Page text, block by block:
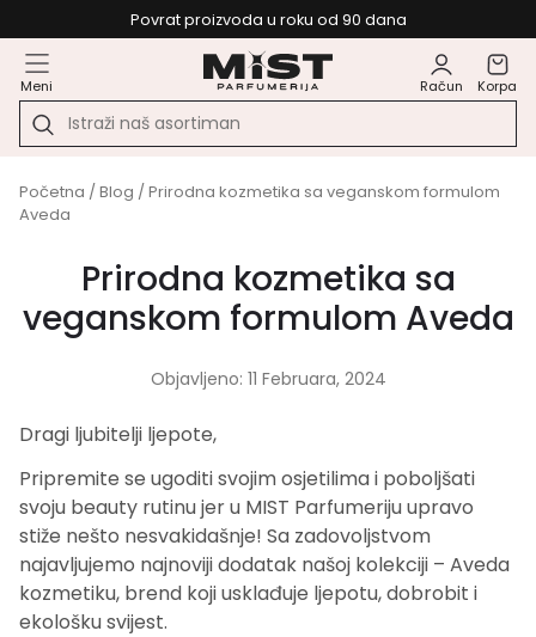
Povrat proizvoda u roku od 90 dana
Meni Račun Korpa
Početna /Blog / Prirodna kozmetika sa veganskom formulom
Aveda
Prirodna kozmetika sa
veganskom formulom Aveda
Objavljeno: 11 Februara, 2024
Dragi ljubitelji ljepote,
Pripremite se ugoditi svojim osjetilima i poboljšati
svoju beauty rutinu jer u MIST Parfumeriju upravo
stiže nešto nesvakidašnje! Sa zadovoljstvom
najavljujemo najnoviji dodatak našoj kolekciji – Aveda
kozmetiku, brend koji usklađuje ljepotu, dobrobit i
ekološku svijest.